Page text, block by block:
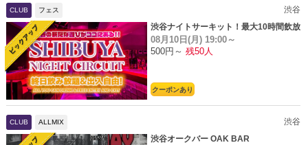
CLUB フェス
渋谷
渋谷ナイトサーキット！最大10時間飲放
題
08月10日(月) 19:00～
500円～ 残50人
クーポンあり
CLUB ALLMIX
渋谷
渋谷オークバー OAK BAR